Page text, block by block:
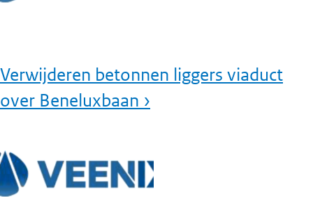
Verwijderen betonnen liggers viaduct
over Beneluxbaan ›